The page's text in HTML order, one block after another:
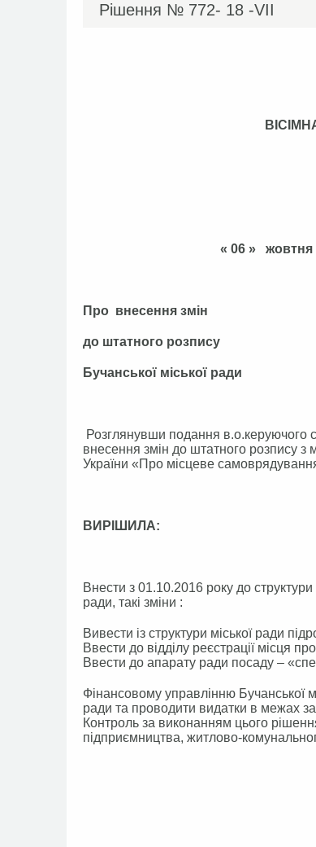
Рішення № 772- 18 -VІІ
« 06 »
Про внесення змін
до штатного розпису
Бучанської міської ради
Розглянувши подання в.о.керуючого
внесення змін до штатного розпису
України «Про місцеве
ВИРІШИЛА:
Внести з 01.10.2016 року до
ради, такі зміни :
Вивести із структури міської ради
Ввести до відділу реєстрації місця
Ввести до апарату ради посаду –
Фінансовому управлінню Бучанської
ради та проводити видатки в межах
Контроль за виконанням цього
підприємництва, житлово-